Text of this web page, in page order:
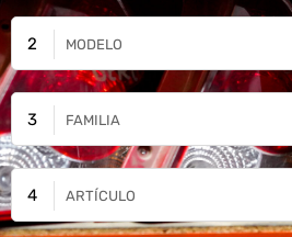
MODELO
FAMILIA
ARTÍCULO